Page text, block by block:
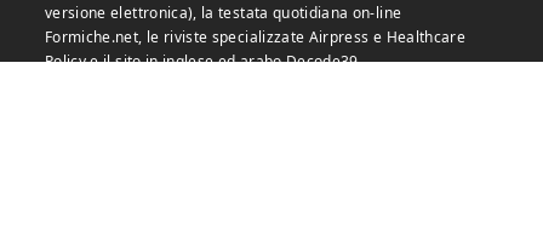
versione elettronica), la testata quotidiana on-line
Formiche.net, le riviste specializzate Airpress e Healthcare
Policy e il sito in inglese ed arabo Decode39.